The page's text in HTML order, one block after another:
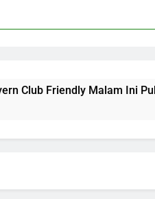
Penentu
Malam Ini Pukul